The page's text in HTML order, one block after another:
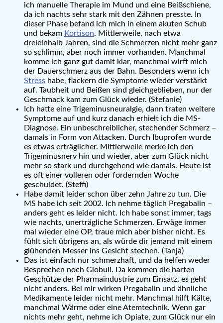
ich manuelle Therapie im Mund und eine Beißschiene,
da ich nachts sehr stark mit den Zähnen presste. In
dieser Phase befand ich mich in einem akuten Schub
und bekam Kortison. Mittlerweile, nach etwa
dreieinhalb Jahren, sind die Schmerzen nicht mehr ganz
so schlimm, aber noch immer vorhanden. Manchmal
komme ich ganz gut damit klar, manchmal wirft mich
der Dauerschmerz aus der Bahn. Besonders wenn ich
Stress habe, flackern die Symptome wieder verstärkt
auf. Taubheit und Beißen sind gleichgeblieben, nur der
Geschmack kam zum Glück wieder. (Stefanie)
Ich hatte eine Trigeminusneuralgie, dann traten weitere
Symptome auf und kurz danach erhielt ich die MS-
Diagnose. Ein unbeschreiblicher, stechender Schmerz –
damals in Form von Attacken. Durch Ibuprofen wurde
es etwas erträglicher. Mittlerweile merke ich den
Trigeminusnerv hin und wieder, aber zum Glück nicht
mehr so stark und durchgehend wie damals. Heute ist
es oft einer volleren oder fordernden Woche
geschuldet. (Steffi)
Habe damit leider schon über zehn Jahre zu tun. Die
MS habe ich seit 2002. Ich nehme täglich Pregabalin –
anders geht es leider nicht. Ich habe sonst immer, tags
wie nachts, unerträgliche Schmerzen. Erwäge immer
mal wieder eine OP, traue mich aber bisher nicht. Es
fühlt sich übrigens an, als würde dir jemand mit einem
glühenden Messer ins Gesicht stechen. (Tanja)
Das ist einfach nur schmerzhaft, und da helfen weder
Besprechen noch Globuli. Da kommen die harten
Geschütze der Pharmaindustrie zum Einsatz, es geht
nicht anders. Bei mir wirken Pregabalin und ähnliche
Medikamente leider nicht mehr. Manchmal hilft Kälte,
manchmal Wärme oder eine Atemtechnik. Wenn gar
nichts mehr geht, nehme ich Opiate, zum Glück nur ein